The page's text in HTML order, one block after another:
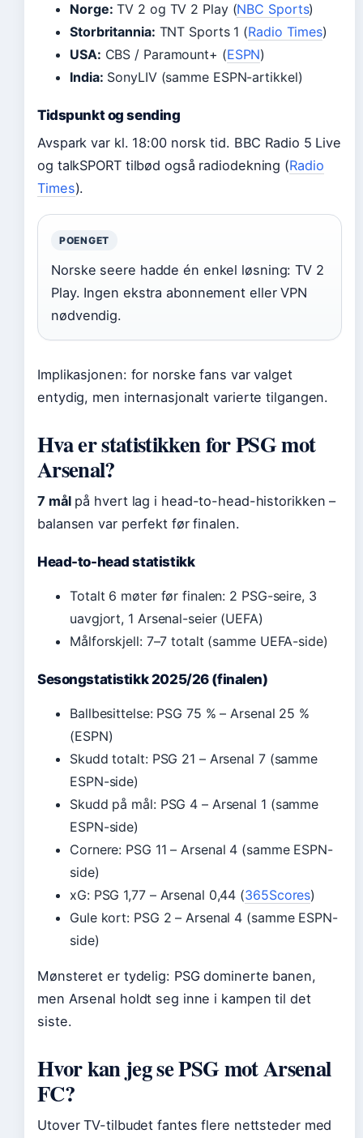
Norge: TV 2 og TV 2 Play (NBC Sports)
Storbritannia: TNT Sports 1 (Radio Times)
USA: CBS / Paramount+ (ESPN)
India: SonyLIV (samme ESPN-artikkel)
Tidspunkt og sending
Avspark var kl. 18:00 norsk tid. BBC Radio 5 Live
og talkSPORT tilbød også radiodekning (Radio
Times).
POENGET
Norske seere hadde én enkel løsning: TV 2
Play. Ingen ekstra abonnement eller VPN
nødvendig.
Implikasjonen: for norske fans var valget
entydig, men internasjonalt varierte tilgangen.
Hva er statistikken for PSG mot
Arsenal?
7 målpå hvert lag i head-to-head-historikken –
balansen var perfekt før finalen.
Head-to-head statistikk
Totalt 6 møter før finalen: 2 PSG-seire, 3
uavgjort, 1 Arsenal-seier (UEFA)
Målforskjell: 7–7 totalt (samme UEFA-side)
Sesongstatistikk 2025/26 (finalen)
Ballbesittelse: PSG 75 % – Arsenal 25 %
(ESPN)
Skudd totalt: PSG 21 – Arsenal 7 (samme
ESPN-side)
Skudd på mål: PSG 4 – Arsenal 1 (samme
ESPN-side)
Cornere: PSG 11 – Arsenal 4 (samme ESPN-
side)
xG: PSG 1,77 – Arsenal 0,44 (365Scores)
Gule kort: PSG 2 – Arsenal 4 (samme ESPN-
side)
Mønsteret er tydelig: PSG dominerte banen,
men Arsenal holdt seg inne i kampen til det
siste.
Hvor kan jeg se PSG mot Arsenal
FC?
Utover TV-tilbudet fantes flere nettsteder med